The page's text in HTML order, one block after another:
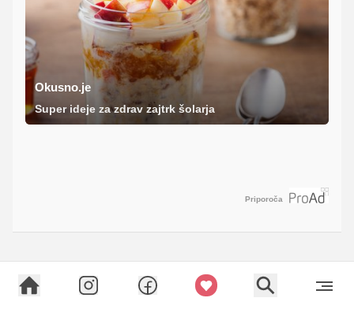
Okusno.je
Super ideje za zdrav zajtrk šolarja
Priporoča